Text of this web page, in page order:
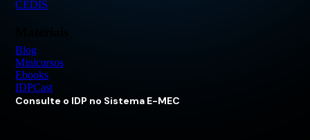
CEDIS
Blog
Minicursos
Ebooks
IDPCast
Consulte o IDP no Sistema E-MEC